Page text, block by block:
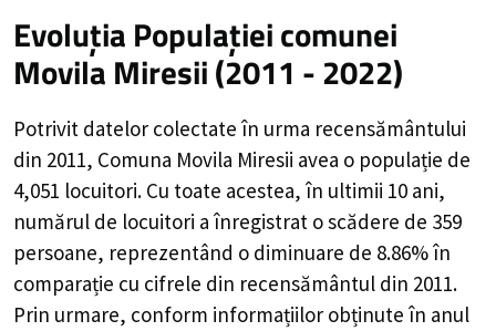
Evoluția Populației comunei
Movila Miresii (2011 - 2022)
Potrivit datelor colectate în urma recensământului
din 2011, Comuna Movila Miresii avea o populație de
4,051 locuitori. Cu toate acestea, în ultimii 10 ani,
numărul de locuitori a înregistrat oscădere de 359
persoane, reprezentând o diminuare de 8.86%în
comparație cu cifrele din recensământul din 2011.
Prin urmare, conform informațiilor obținute în anul